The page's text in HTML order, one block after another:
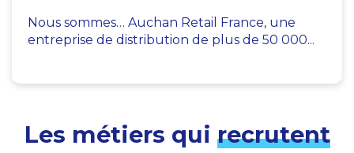
Nous sommes… Auchan Retail France, une
entreprise de distribution de plus de 50 000...
Les métiers qui recrutent